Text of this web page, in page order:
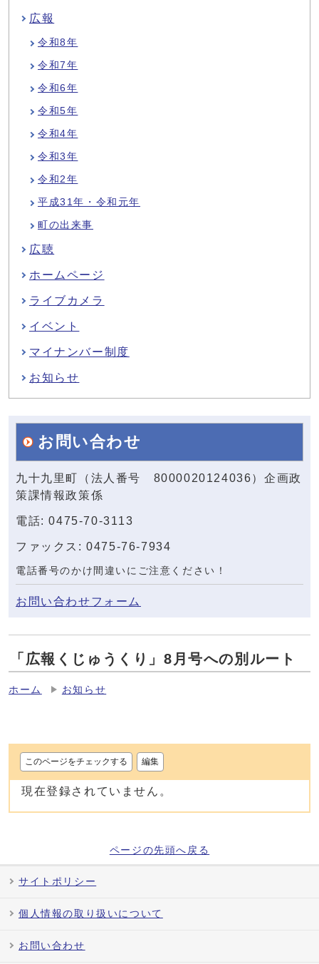
広報
令和8年
令和7年
令和6年
令和5年
令和4年
令和3年
令和2年
平成31年・令和元年
町の出来事
広聴
ホームページ
ライブカメラ
イベント
マイナンバー制度
お知らせ
お問い合わせ
九十九里町（法人番号 8000020124036）企画政
策課情報政策係
電話: 0475-70-3113
ファックス: 0475-76-7934
電話番号のかけ間違いにご注意ください！
お問い合わせフォーム
「広報くじゅうくり」8月号への別ルート
ホーム お知らせ
このページをチェックする 編集
現在登録されていません。
ページの先頭へ戻る
サイトポリシー
個人情報の取り扱いについて
お問い合わせ